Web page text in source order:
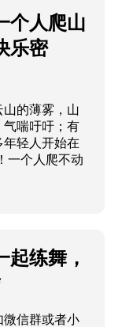
个人爬山
乐密
山的薄雾，山
气喘吁吁；有
年轻人开始在
一个人爬不动
练舞，
微信群或者小